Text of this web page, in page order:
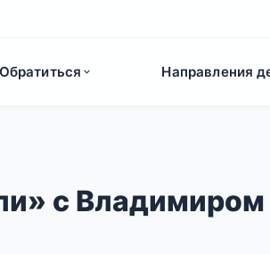
Обратиться Направления
с